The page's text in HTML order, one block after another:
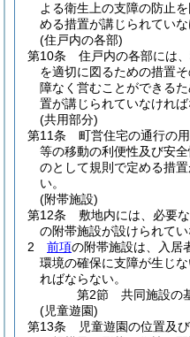
よる衛生上の支障の防止
める措置が講じられていな
(住戸内の各部)
第10条
住戸内の各部には
を適切に図るための措置
障なく営むことができる
置が講じられていなければ
(共用部分)
第11条
町営住宅の通行の
等の移動の利便性及び安
のとして規則で定める措
い。
(附帯施設)
第12条
敷地内には、必要
の附帯施設が設けられてい
2
前項の附帯施設は、入居
環境の確保に支障が生じ
ればならない。
第2節
共同施設の
(児童遊園)
第13条
児童遊園の位置及